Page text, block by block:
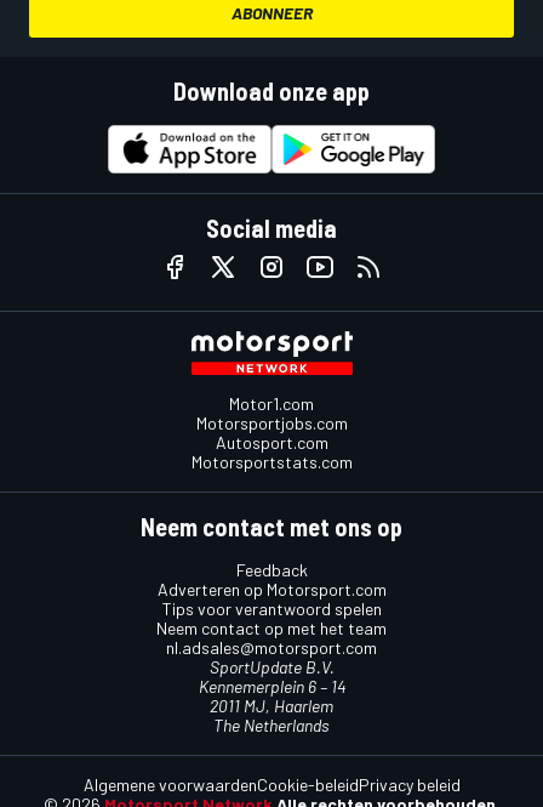
ABONNEER
Download onze app
Social media
Motor1.com
Motorsportjobs.com
Autosport.com
Motorsportstats.com
Neem contact met ons op
Feedback
Adverteren op Motorsport.com
Tips voor verantwoord spelen
Neem contact op met het team
nl.adsales@motorsport.com
SportUpdate B.V.
Kennemerplein 6 – 14
2011 MJ, Haarlem
The Netherlands
Algemene voorwaardenCookie-beleidPrivacy beleid